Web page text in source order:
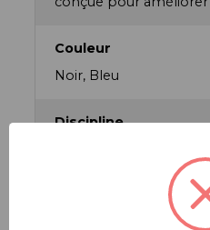
Couleur
Noir, Bleu
Discipline
Famille de produit